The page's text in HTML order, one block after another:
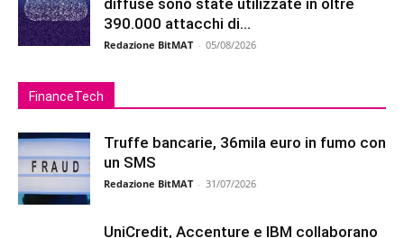
diffuse sono state utilizzate in oltre
390.000 attacchi di...
Redazione BitMAT - 05/08/2026
FinanceTech
Truffe bancarie, 36mila euro in fumo con
un SMS
Redazione BitMAT - 31/07/2026
UniCredit, Accenture e IBM collaborano